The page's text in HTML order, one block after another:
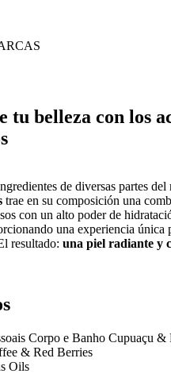
tu belleza con los
de diversas partes del
trae en su composición una
con un alto poder de
una experiencia única
resultado: una piel radiante y
Corpo e Banho Cupuaçu &
& Red Berries
Oils